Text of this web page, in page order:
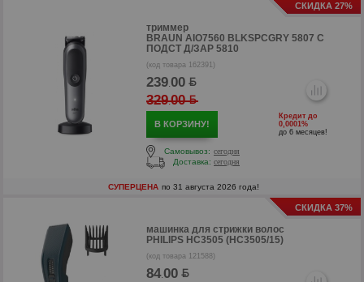
СКИДКА 27%
триммер
BRAUN AIO7560 BLKSPCGRY 5807 С
ПОДСТ Д/ЗАР 5810
(код товара 162391)
239.00
329.00
В КОРЗИНУ!
Кредит до
0,0001%
до 6 месяцев!
Самовывоз: сегодня
Доставка: сегодня
СУПЕРЦЕНА по 31 августа 2026 года!
СКИДКА 37%
машинка для стрижки волос
PHILIPS HC3505 (HC3505/15)
(код товара 121588)
84.00